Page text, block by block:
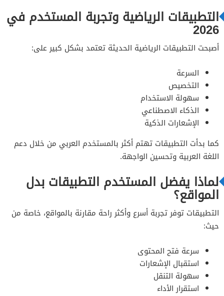
التطبيقات الرياضية وتجربة المستخدم في
2026
أصبحت التطبيقات الرياضية الحديثة تعتمد بشكل كبير على:
السرعة
التخصيص
سهولة الاستخدام
الذكاء الاصطناعي
الإشعارات الذكية
كما بدأت التطبيقات تهتم أكثر بالمستخدم العربي من خلال دعم
اللغة العربية وتحسين الواجهة.
لماذا يفضل المستخدم التطبيقات بدل
المواقع؟
التطبيقات توفر تجربة أسرع وأكثر راحة مقارنة بالمواقع، خاصة من
حيث:
سرعة فتح المحتوى
استقبال الإشعارات
سهولة التنقل
استقرار الأداء